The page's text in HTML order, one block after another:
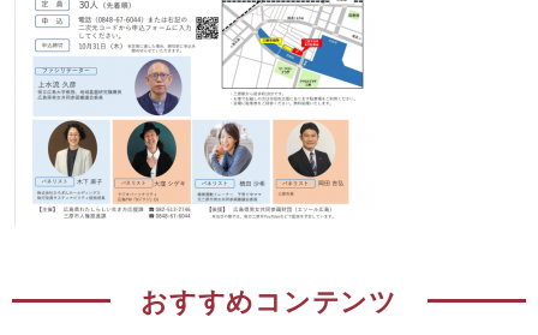
おすすめコンテンツ